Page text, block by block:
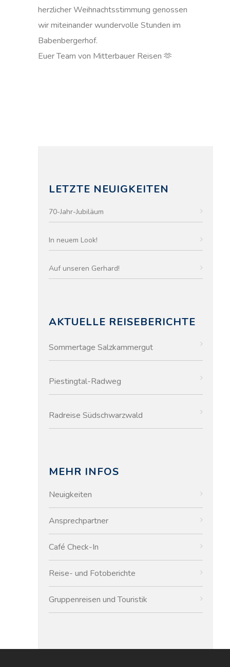
herzlicher Weihnachtsstimmung genossen
wir miteinander wundervolle Stunden im
Babenbergerhof.
Euer Team von Mitterbauer Reisen 🫶
LETZTE NEUIGKEITEN
70-Jahr-Jubiläum
In neuem Look!
Auf unseren Gerhard!
AKTUELLE REISEBERICHTE
Sommertage Salzkammergut
Piestingtal-Radweg
Radreise Südschwarzwald
MEHR INFOS
Neuigkeiten
Ansprechpartner
Café Check-In
Reise- und Fotoberichte
Gruppenreisen und Touristik